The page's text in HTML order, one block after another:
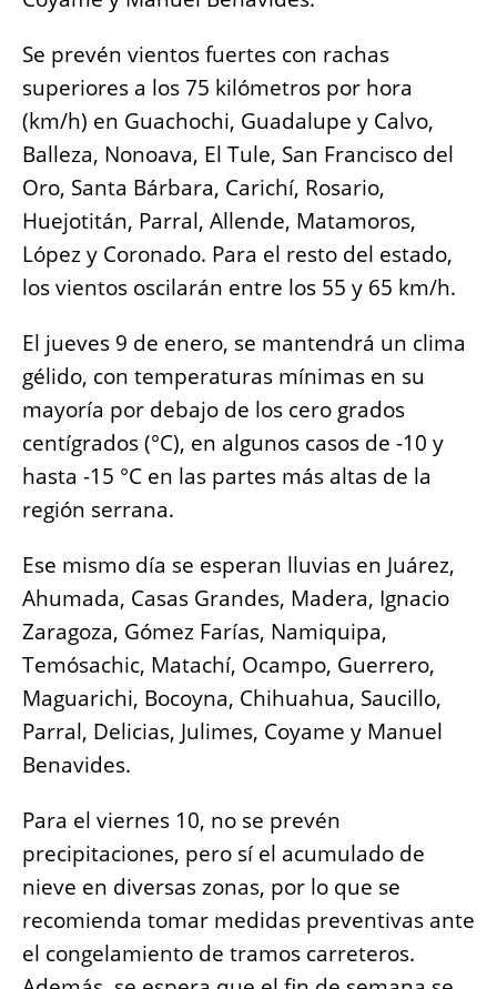
Se prevén vientos fuertes con rachas
superiores a los 75 kilómetros por hora
(km/h) en Guachochi, Guadalupe y Calvo,
Balleza, Nonoava, El Tule, San Francisco del
Oro, Santa Bárbara, Carichí, Rosario,
Huejotitán, Parral, Allende, Matamoros,
López y Coronado. Para el resto del estado,
los vientos oscilarán entre los 55 y 65 km/h.
El jueves 9 de enero, se mantendrá un clima
gélido, con temperaturas mínimas en su
mayoría por debajo de los cero grados
centígrados (°C), en algunos casos de -10 y
hasta -15 °C en las partes más altas de la
región serrana.
Ese mismo día se esperan lluvias en Juárez,
Ahumada, Casas Grandes, Madera, Ignacio
Zaragoza, Gómez Farías, Namiquipa,
Temósachic, Matachí, Ocampo, Guerrero,
Maguarichi, Bocoyna, Chihuahua, Saucillo,
Parral, Delicias, Julimes, Coyame y Manuel
Benavides.
Para el viernes 10, no se prevén
precipitaciones, pero sí el acumulado de
nieve en diversas zonas, por lo que se
recomienda tomar medidas preventivas ante
el congelamiento de tramos carreteros.